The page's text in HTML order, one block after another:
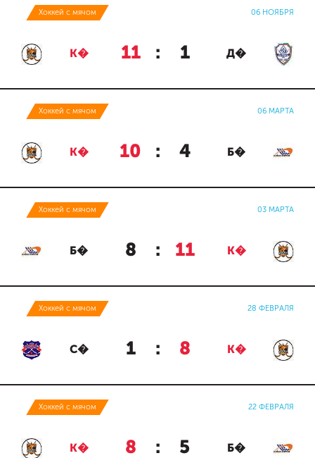
Хоккей с мячом 06 НОЯБРЯ
К� 11 : 1 Д�
Хоккей с мячом 06 МАРТА
К� 10 : 4 Б�
Хоккей с мячом 03 МАРТА
Б� 8 : 11 К�
Хоккей с мячом 28 ФЕВРАЛЯ
С� 1 : 8 К�
Хоккей с мячом 22 ФЕВРАЛЯ
К� 8 : 5 Б�